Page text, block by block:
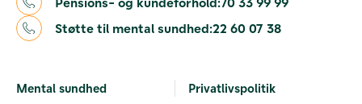
Støtte til mental sundhed:22 60 07 38
Mental sundhed Privatlivspolitik